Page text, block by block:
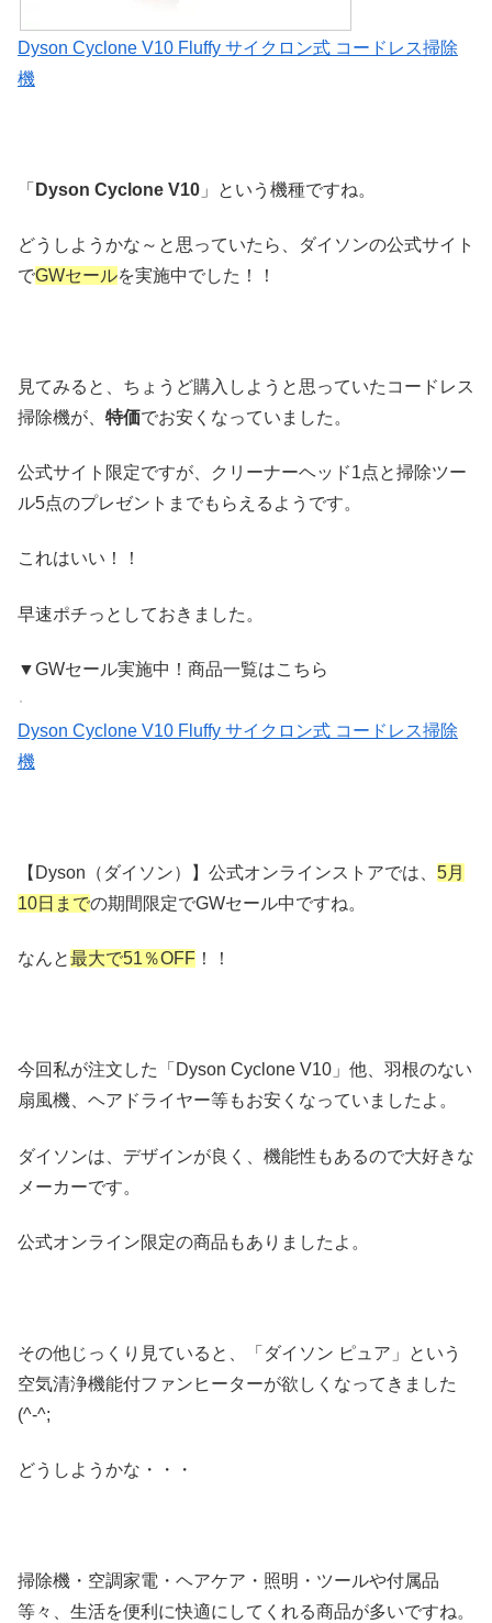
Dyson Cyclone V10 Fluffy サイクロン式 コードレス掃除
機
「 Dyson Cyclone V10 」という機種ですね。
どうしようかな～と思っていたら、ダイソンの公式サイト
でGWセールを実施中でした！！
見てみると、ちょうど購入しようと思っていたコードレス
掃除機が、 特価でお安くなっていました。
公式サイト限定ですが、クリーナーヘッド1点と掃除ツー
ル5点のプレゼントまでもらえるようです。
これはいい！！
早速ポチっとしておきました。
▼GWセール実施中！商品一覧はこちら
Dyson Cyclone V10 Fluffy サイクロン式 コードレス掃除
機
【Dyson（ダイソン）】公式オンラインストアでは、 5月
10日までの期間限定でGWセール中ですね。
なんと最大で51％OFF ！！
今回私が注文した「Dyson Cyclone V10」他、羽根のない
扇風機、ヘアドライヤー等もお安くなっていましたよ。
ダイソンは、デザインが良く、機能性もあるので大好きな
メーカーです。
公式オンライン限定の商品もありましたよ。
その他じっくり見ていると、「ダイソン ピュア」という
空気清浄機能付ファンヒーターが欲しくなってきました
(^-^;
どうしようかな・・・
掃除機・空調家電・ヘアケア・照明・ツールや付属品
等々、生活を便利に快適にしてくれる商品が多いですね。